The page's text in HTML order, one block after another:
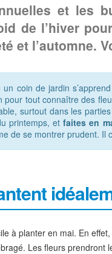
et les
de l’hiver
et l’automne.
un coin de jardin
pour tout connaître des
surtout dans les
printemps, etfaites en
de se montrer prudent. Il
à planter en mai. En
Les fleurs prendront